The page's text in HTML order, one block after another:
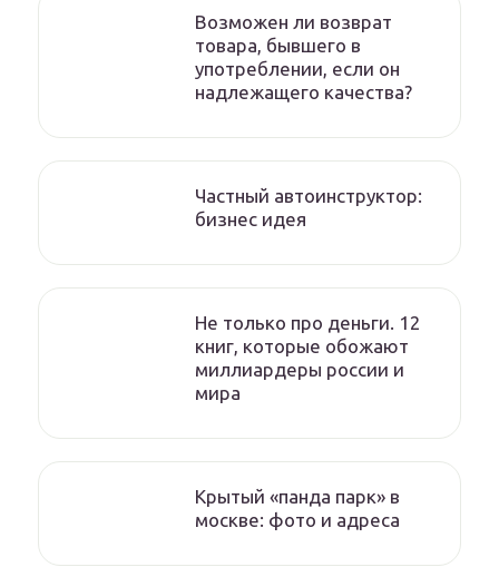
Возможен ли возврат
товара, бывшего в
употреблении, если он
надлежащего качества?
Частный автоинструктор:
бизнес идея
Не только про деньги. 12
книг, которые обожают
миллиардеры россии и
мира
Крытый «панда парк» в
москве: фото и адреса